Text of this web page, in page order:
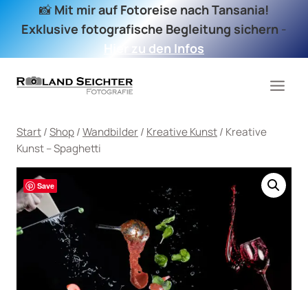
Inhalt
📸 Mit mir auf Fotoreise nach Tansania!
Exklusive fotografische Begleitung sichern -
Hier zu den Infos
Start/Shop/Wandbilder / Kreative Kunst/ Kreative
Kunst – Spaghetti
Save